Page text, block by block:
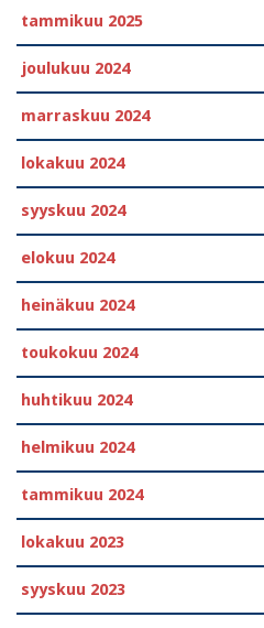
tammikuu 2025
joulukuu 2024
marraskuu 2024
lokakuu 2024
syyskuu 2024
elokuu 2024
heinäkuu 2024
toukokuu 2024
huhtikuu 2024
helmikuu 2024
tammikuu 2024
lokakuu 2023
syyskuu 2023